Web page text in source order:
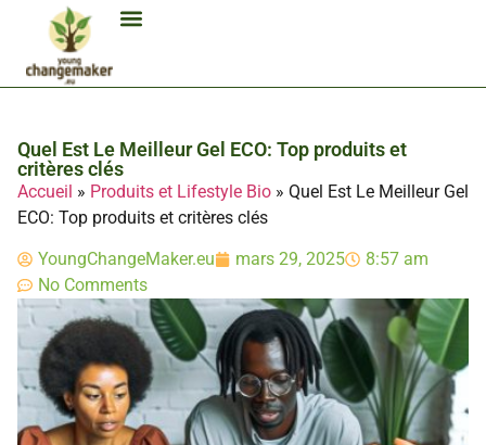
Quel Est Le Meilleur Gel ECO: Top produits et
critères clés
Accueil » Produits et Lifestyle Bio » Quel Est Le Meilleur Gel
ECO: Top produits et critères clés
YoungChangeMaker.eu mars 29, 2025
8:57 am
No Comments